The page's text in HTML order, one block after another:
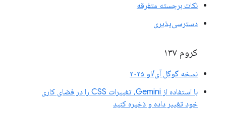
نکات برجسته متفرقه
دسترسی‌پذیری
کروم ۱۳۷
نسخه گوگل آی/او ۲۰۲۵
با استفاده از Gemini، تغییرات CSS را در فضای کاری
خود تغییر داده و ذخیره کنید